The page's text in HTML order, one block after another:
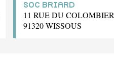
SOC BRIARD
11 RUE DU COLOMBIER
91320 WISSOUS